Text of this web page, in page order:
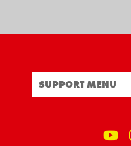
SUPPORT MENU